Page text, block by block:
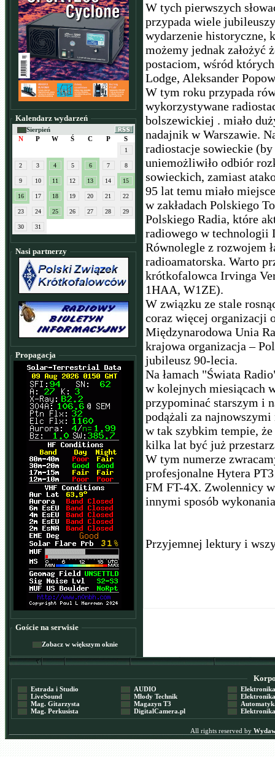
Kalendarz wydarzeń
Sierpień
N
P W Ś C P S
1
2 3 4 5 6 7 8
9 10 11 12 13 14 15
16 17 18 19 20 21 22
23 24 25 26 27 28 29
30 31
Nasi partnerzy
Propagacja
Goście na serwisie
Zobacz w większym oknie
W tych pierwszych
przypada wiele
wydarzenie historyczne,
możemy jednak założyć
postaciom, wśród
Lodge, Aleksander
W tym roku przypada
wykorzystywane
bolszewickiej . miało
nadajnik w Warszawie.
radiostacje sowieckie (by
uniemożliwiło odbiór
sowieckich, zamiast
95 lat temu miało
w zakładach Polskiego
Polskiego Radia, które
radiowego w technologii
Równolegle z rozwojem
radioamatorska. Warto
krótkofalowca Irvinga
1HAA, W1ZE).
W związku ze stale
coraz więcej organizacji
Międzynarodowa Unia
krajowa organizacja –
jubileusz 90-lecia.
Na łamach "Świata
w kolejnych miesiącach
przypominać starszym i
podążali za
w tak szybkim tempie,
kilka lat być już
W tym numerze
profesjonalne Hytera
FM FT-4X. Zwolennicy
innymi sposób
Przyjemnej lektury i
Estrada i Studio
LiveSound
Mag. Gitarzysta
Mag. Perkusista
AUDIO
Młody Technik
Magazyn T3
DigitalCamera.pl
Elektronika
Elektronika
Automatyka
Elektronika
All rights reserved by